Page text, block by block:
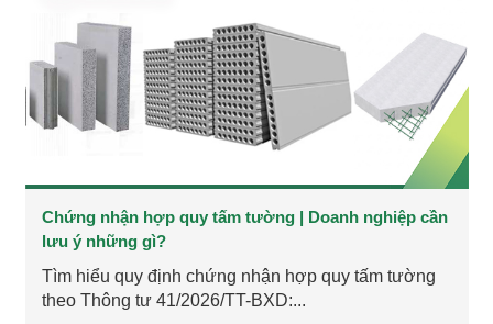
Chứng nhận hợp quy tấm tường | Doanh nghiệp cần
lưu ý những gì?
Tìm hiểu quy định chứng nhận hợp quy tấm tường
theo Thông tư 41/2026/TT-BXD:...